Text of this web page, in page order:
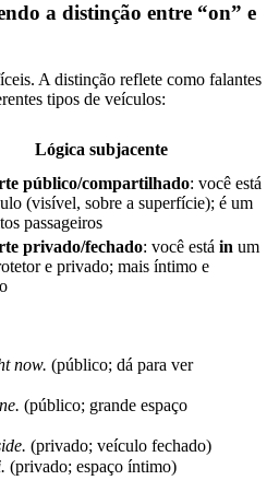
a distinção entre “on” e
A distinção reflete como falantes
tipos de veículos:
Lógica subjacente
público/compartilhado: você está
(visível, sobre a superfície); é um
passageiros
privado/fechado: você está in um
e privado; mais íntimo e
now. (público; dá para ver
(público; grande espaço
(privado; veículo fechado)
(privado; espaço íntimo)